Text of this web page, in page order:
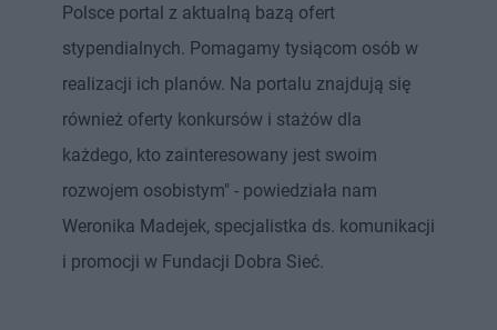
Polsce portal z aktualną bazą ofert
stypendialnych. Pomagamy tysiącom osób w
realizacji ich planów. Na portalu znajdują się
również oferty konkursów i stażów dla
każdego, kto zainteresowany jest swoim
rozwojem osobistym" - powiedziała nam
Weronika Madejek, specjalistka ds. komunikacji
i promocji w Fundacji Dobra Sieć.